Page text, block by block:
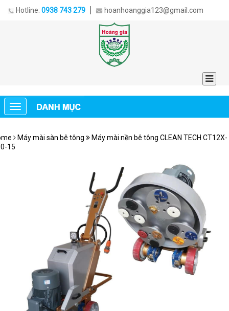
Hotline: 0938 743 279 hoanhoanggia123@gmail.com
Máy mài sàn bê tông
Máy mài nền bê tông CLEAN TECH CT12X-
15